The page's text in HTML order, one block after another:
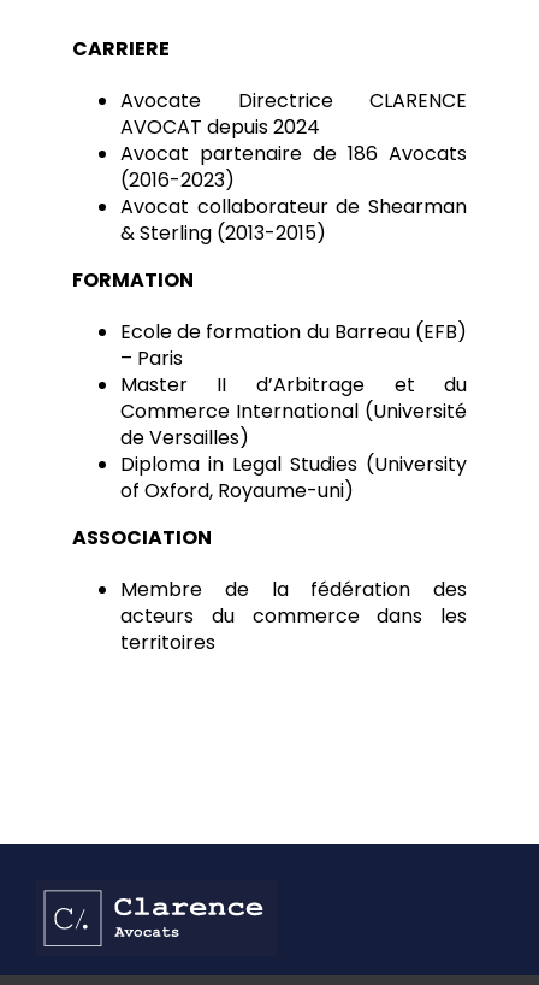
CARRIERE
Avocate Directrice CLARENCE
AVOCAT depuis 2024
Avocat partenaire de 186 Avocats
(2016-2023)
Avocat collaborateur de Shearman
& Sterling (2013-2015)
FORMATION
Ecole de formation du Barreau (EFB)
– Paris
Master II d’Arbitrage et du
Commerce International (Université
de Versailles)
Diploma in Legal Studies (University
of Oxford, Royaume-uni)
ASSOCIATION
Membre de la fédération des
acteurs du commerce dans les
territoires